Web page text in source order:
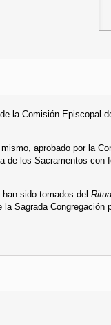
la Comisión Episcopal
aprobado por la
de los Sacramentos con
sido tomados del
Sagrada Congregación